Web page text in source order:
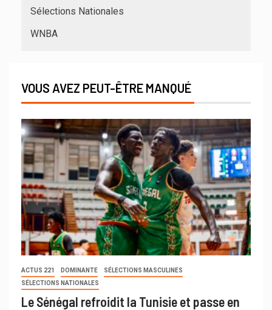
Sélections Nationales
WNBA
VOUS AVEZ PEUT-ÊTRE MANQUÉ
ACTUS 221 DOMINANTE
SÉLECTIONS MASCULINES
SÉLECTIONS NATIONALES
Le Sénégal refroidit la Tunisie et passe en